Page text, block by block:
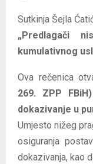
Sutkinja Šejla
„Predlagači
kumulativnog
Ova rečenica
269. ZPP
dokazivanje u
Umjesto nižeg
osiguranja
dokazivanja, kao